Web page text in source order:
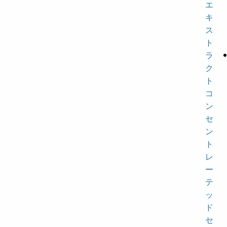
エ
キ
ス
ト
ラ
ク
ト
コ
ン
セ
ン
ト
レ
ー
テ
ッ
ド
セ